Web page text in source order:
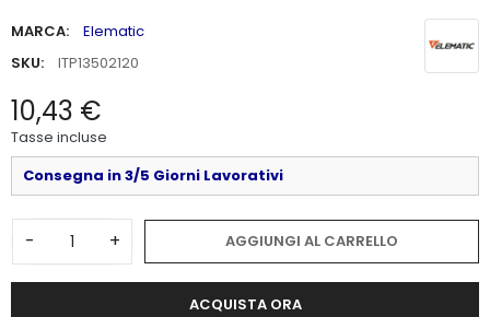
MARCA:
Elematic
SKU:
ITP13502120
10,43 €
Tasse incluse
Consegna in 3/5 Giorni Lavorativi
- + AGGIUNGI AL CARRELLO
ACQUISTA ORA